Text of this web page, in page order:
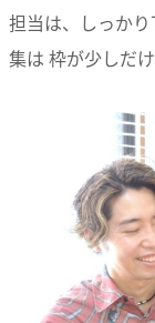
担当は、しっか
集は 枠が少しだけ